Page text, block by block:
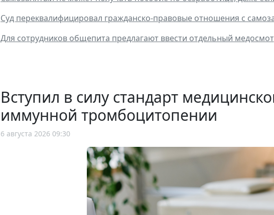
Суд переквалифицировал гражданско-правовые отношения с
Для сотрудников общепита предлагают ввести отдельный
Вступил в силу стандарт
иммунной тромбоцитопении
6 августа 2026 09:30